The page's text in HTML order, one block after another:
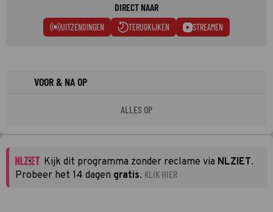
DIRECT NAAR
UITZENDINGEN TERUGKIJKEN STREAMEN
VOOR & NA OP
ALLES OP
Kijk dit programma zonder reclame via NLZIET.
Probeer het 14 dagen gratis. KLIK HIER